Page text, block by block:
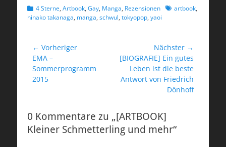
Kategorien
4 Sterne, Artbook, Gay, Manga, Rezensionen Schlagworte
artbook,
hinako takanaga, manga, schwul, tokyopop, yaoi
Beitragsnavigation
← Vorheriger
Vorheriger
Beitrag:
EMA –
Sommerprogramm
2015
Nächster →
Nächster
Beitrag:
[BIOGRAFIE] Ein gutes
Leben ist die beste
Antwort von Friedrich
Dönhoff
0 Kommentare zu „[ARTBOOK]
Kleiner Schmetterling und mehr“